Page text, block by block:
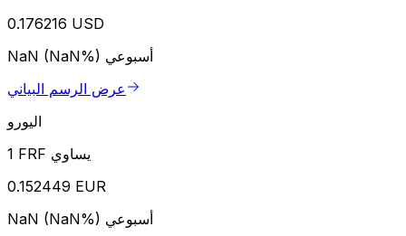
0.176216 USD
NaN (NaN%) أسبوعي
عرض الرسم البياني
اليورو
1 FRF يساوي
0.152449 EUR
NaN (NaN%) أسبوعي